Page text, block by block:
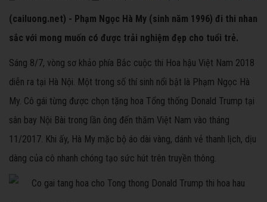
(cailuong.net) - Phạm Ngọc Hà My (sinh năm 1996) đi thi nhan
sắc với mong muốn có được trải nghiệm đẹp cho tuổi trẻ.
Sáng 8/7, vòng sơ khảo phía Bắc cuộc thi Hoa hậu Việt Nam 2018
diễn ra tại Hà Nội. Một trong số thí sinh nổi bật là Phạm Ngọc Hà
My. Cô gái từng được chọn tặng hoa Tổng thống Donald Trump tại
sân bay Nội Bài trong lần ông đến thăm Việt Nam vào tháng
11/2017. Khi ấy, Hà My mặc bộ áo dài vàng, dánh vẻ thanh lịch, dịu
dàng của cô nhanh chóng tạo sức hút trên truyền thông.